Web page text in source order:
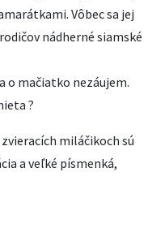
Vôbec sa jej
nádherné siamské
o mačiatko nezáujem.
?
miláčikoch sú
a veľké písmenká,